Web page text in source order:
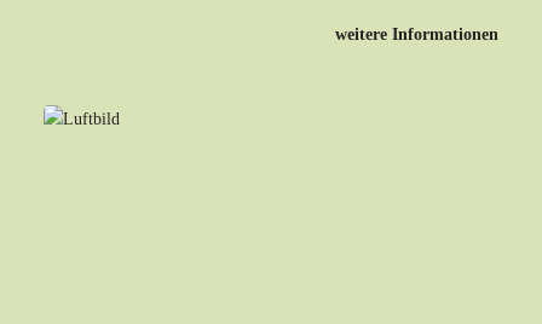
weitere Informationen